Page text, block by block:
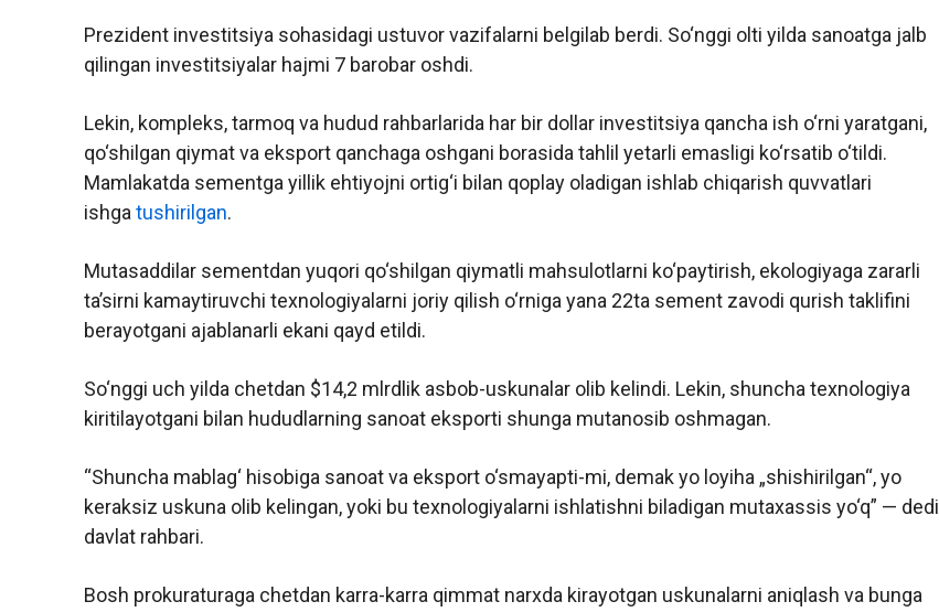
Prezident investitsiya sohasidagi ustuvor vazifalarni belgilab berdi. So‘nggi olti yilda sanoatga jalb
qilingan investitsiyalar hajmi 7 barobar oshdi.
Lekin, kompleks, tarmoq va hudud rahbarlarida har bir dollar investitsiya qancha ish o‘rni yaratgani,
qo‘shilgan qiymat va eksport qanchaga oshgani borasida tahlil yetarli emasligi ko‘rsatib o‘tildi.
Mamlakatda sementga yillik ehtiyojni ortig‘i bilan qoplay oladigan ishlab chiqarish quvvatlari
ishgatushirilgan.
Mutasaddilar sementdan yuqori qo‘shilgan qiymatli mahsulotlarni ko‘paytirish, ekologiyaga zararli
ta’sirni kamaytiruvchi texnologiyalarni joriy qilish o‘rniga yana 22ta sement zavodi qurish taklifini
berayotgani ajablanarli ekani qayd etildi.
So‘nggi uch yilda chetdan $14,2 mlrdlik asbob-uskunalar olib kelindi. Lekin, shuncha texnologiya
kiritilayotgani bilan hududlarning sanoat eksporti shunga mutanosib oshmagan.
“Shuncha mablag‘ hisobiga sanoat va eksport o‘smayapti-mi, demak yo loyiha „shishirilgan“, yo
keraksiz uskuna olib kelingan, yoki bu texnologiyalarni ishlatishni biladigan mutaxassis yo‘q” — dedi
davlat rahbari.
Bosh prokuraturaga chetdan karra-karra qimmat narxda kirayotgan uskunalarni aniqlash va bunga